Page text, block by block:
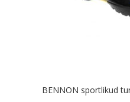
BENNON sportlikud